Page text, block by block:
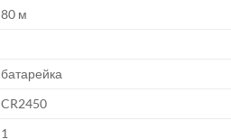
80 м
батарейка
CR2450
1